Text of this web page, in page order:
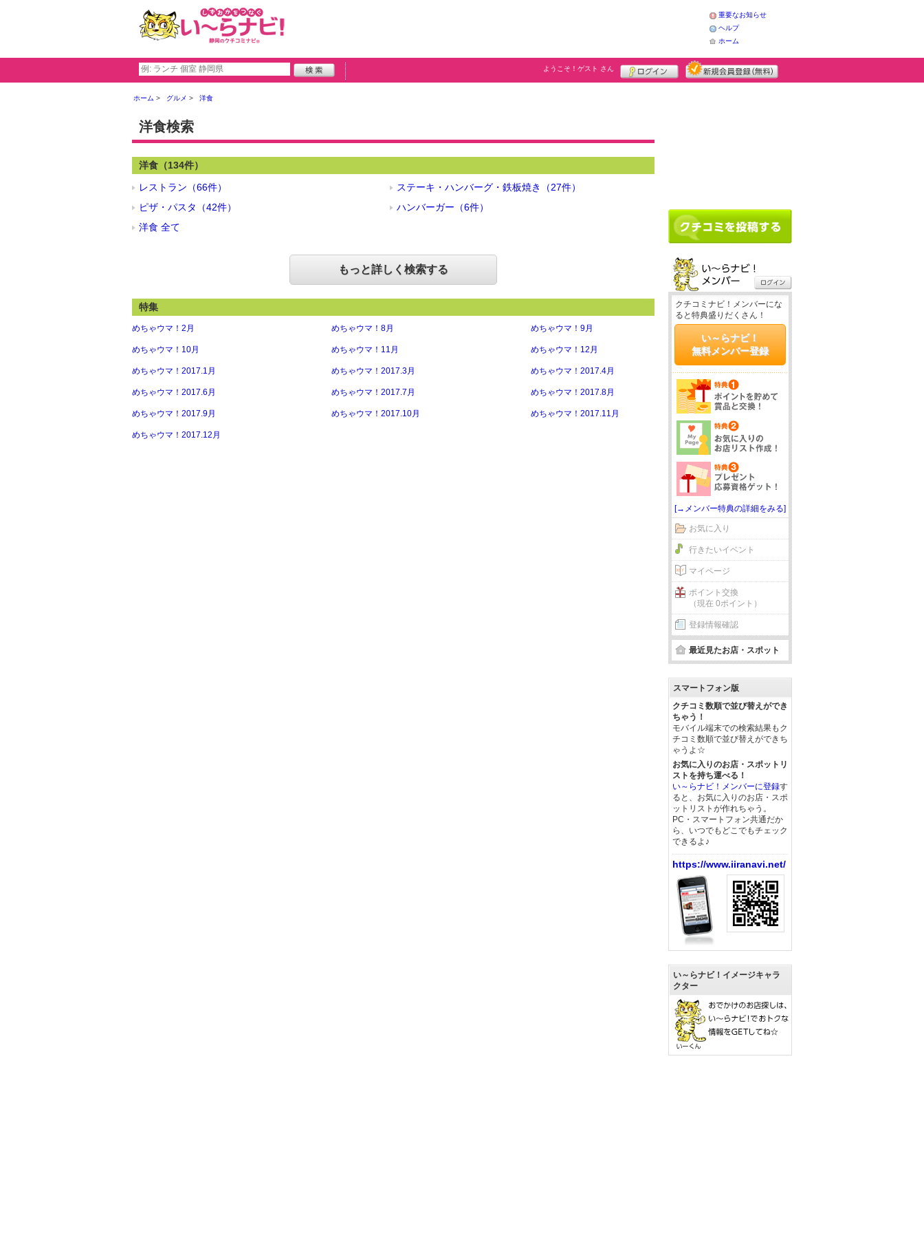
重要なお知らせ
ヘルプ
ホーム
ようこそ！ ゲスト さん
ホーム グルメ 洋食
洋食検索
洋食（134件）
レストラン（66件）
ステーキ・ハンバーグ・鉄板焼き（27件）
ピザ・パスタ（42件）
ハンバーガー（6件）
洋食 全て
もっと詳しく検索する
特集
めちゃウマ！2月 めちゃウマ！8月 めちゃウマ！9月
めちゃウマ！10月 めちゃウマ！11月 めちゃウマ！12月
めちゃウマ！2017.1月 めちゃウマ！2017.3月 めちゃウマ！2017.4月
めちゃウマ！2017.6月 めちゃウマ！2017.7月 めちゃウマ！2017.8月
めちゃウマ！2017.9月 めちゃウマ！2017.10月 めちゃウマ！2017.11月
めちゃウマ！2017.12月
クチコミナビ！メンバーにな
ると特典盛りだくさん！
い～らナビ！
無料メンバー登録
[→メンバー特典の詳細をみる]
お気に入り
行きたいイベント
マイページ
ポイント交換
（現在 0ポイント）
登録情報確認
最近見たお店・スポット
スマートフォン版
クチコミ数順で並び替えができ
ちゃう！
モバイル端末での検索結果もク
チコミ数順で並び替えができち
ゃうよ☆
お気に入りのお店・スポットリ
ストを持ち運べる！
い～らナビ！メンバーに登録す
ると、お気に入りのお店・スポ
ットリストが作れちゃう。
PC・スマートフォン共通だか
ら、いつでもどこでもチェック
できるよ♪
https://www.iiranavi.net/
い～らナビ！イメージキャラ
クター